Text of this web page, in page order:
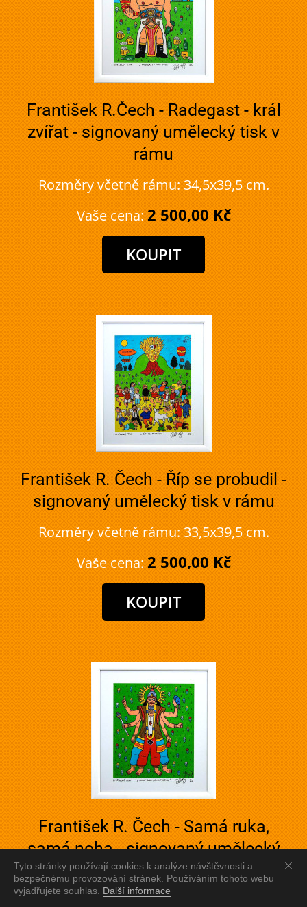
František R.Čech - Radegast - král
zvířat - signovaný umělecký tisk v
rámu
Rozměry včetně rámu: 34,5x39,5 cm.
Vaše cena: 2 500,00 Kč
František R. Čech - Říp se probudil -
signovaný umělecký tisk v rámu
Rozměry včetně rámu: 33,5x39,5 cm.
Vaše cena: 2 500,00 Kč
František R. Čech - Samá ruka,
samá noha - signovaný umělecký
tisk v rámu
Rozměry včetně rámu: 33x37 cm.
Tyto stránky používají cookies k analýze návštěvnosti a
bezpečnému provozování stránek. Používáním tohoto webu
vyjadřujete souhlas. Další informace